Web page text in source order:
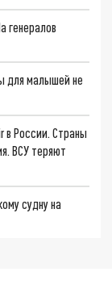
генералов
для малышей не
в России. Страны
ВСУ теряют
судну на